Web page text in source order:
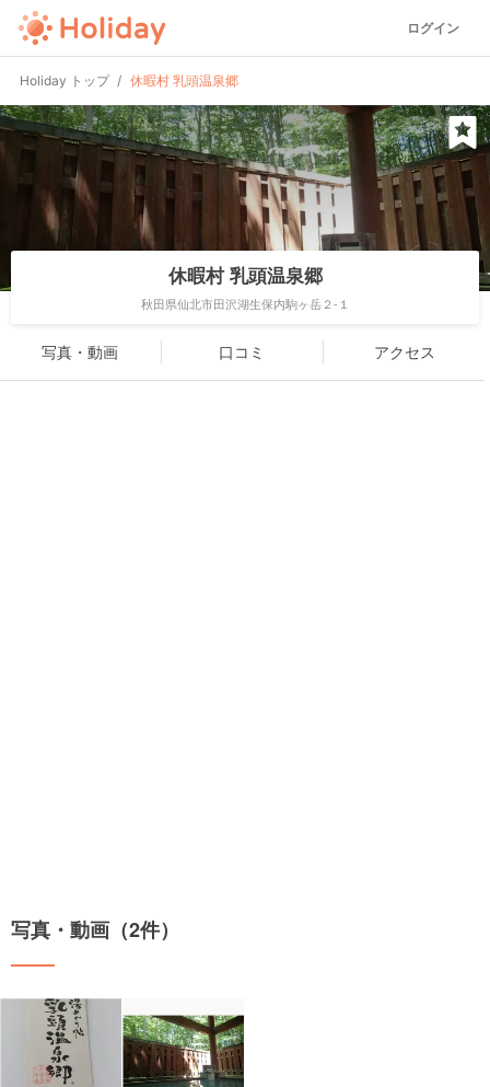
ログイン
Holiday トップ 休暇村 乳頭温泉郷
休暇村 乳頭温泉郷
秋田県仙北市田沢湖生保内駒ヶ岳２-１
写真・動画 口コミ アクセス
写真・動画（2件）